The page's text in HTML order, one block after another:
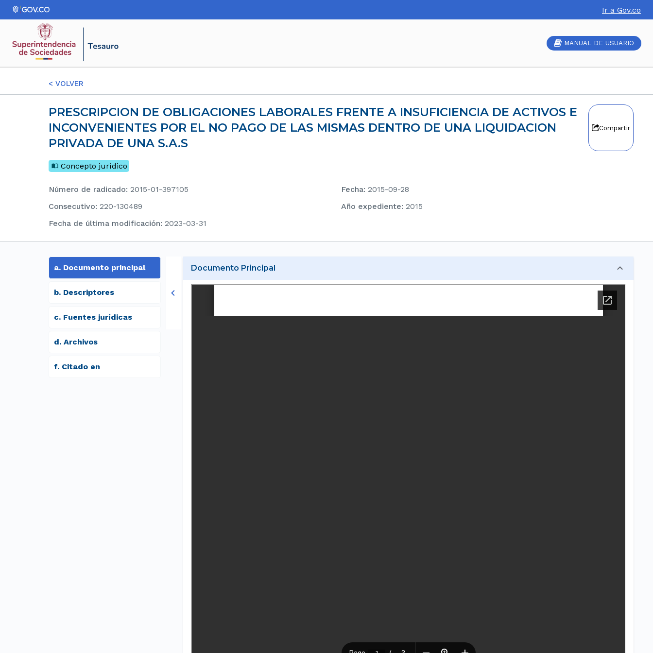
Ir a Gov.co
MANUAL DE USUARIO
< VOLVER
PRESCRIPCION DE OBLIGACIONES LABORALES FRENTE A INSUFICIENCIA DE ACTIVOS E
INCONVENIENTES POR EL NO PAGO DE LAS MISMAS DENTRO DE UNA LIQUIDACION
PRIVADA DE UNA S.A.S
Compartir
Concepto jurídico
Número de radicado: 2015-01-397105 Fecha: 2015-09-28
consecutivo: 220-130489 Año expediente: 2015
Fecha de última modificación: 2023-03-31
a. Documento principal
b. Descriptores
c. Fuentes jurídicas
d. archivos
f. Citado en
Documento Principal